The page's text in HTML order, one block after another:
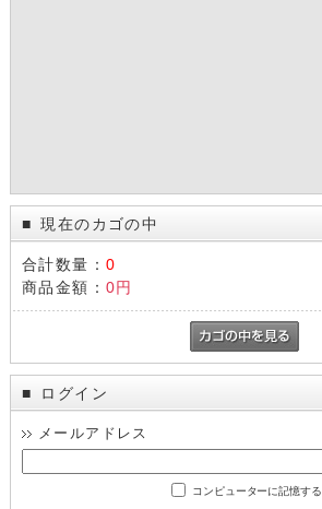
■ 現在のカゴの中
合計数量： 0
商品金額： 0円
■ ログイン
メールアドレス
コンピューターに記憶する